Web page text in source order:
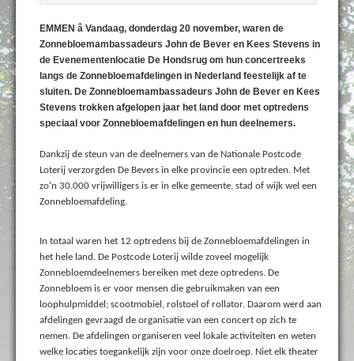
EMMEN â Vandaag, donderdag 20 november, waren de
Zonnebloemambassadeurs John de Bever en Kees Stevens in
de Evenementenlocatie De Hondsrug om hun concertreeks
langs de Zonnebloemafdelingen in Nederland feestelijk af te
sluiten. De Zonnebloemambassadeurs John de Bever en Kees
Stevens trokken afgelopen jaar het land door met optredens
speciaal voor Zonnebloemafdelingen en hun deelnemers.
Dankzij de steun van de deelnemers van de Nationale Postcode
Loterij verzorgden De Bevers in elke provincie een optreden. Met
zo'n 30.000 vrijwilligers is er in elke gemeente, stad of wijk wel een
Zonnebloemafdeling.
In totaal waren het 12 optredens bij de Zonnebloemafdelingen in
het hele land. De Postcode Loterij wilde zoveel mogelijk
Zonnebloemdeelnemers bereiken met deze optredens. De
Zonnebloem is er voor mensen die gebruikmaken van een
loophulpmiddel; scootmobiel, rolstoel of rollator. Daarom werd aan
afdelingen gevraagd de organisatie van een concert op zich te
nemen. De afdelingen organiseren veel lokale activiteiten en weten
welke locaties toegankelijk zijn voor onze doelroep. Niet elk theater